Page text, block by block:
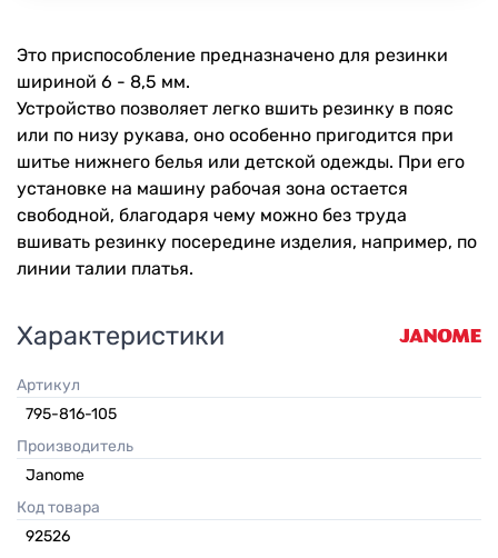
Это приспособление предназначено для резинки
шириной 6 - 8,5 мм.
Устройство позволяет легко вшить резинку в пояс
или по низу рукава, оно особенно пригодится при
шитье нижнего белья или детской одежды. При его
установке на машину рабочая зона остается
свободной, благодаря чему можно без труда
вшивать резинку посередине изделия, например, по
линии талии платья.
Характеристики
Артикул
795-816-105
Производитель
Janome
Код товара
92526